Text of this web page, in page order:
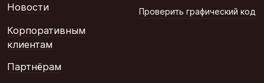
Новости
Корпоративным
клиентам
Партнёрам
Проверить графический код